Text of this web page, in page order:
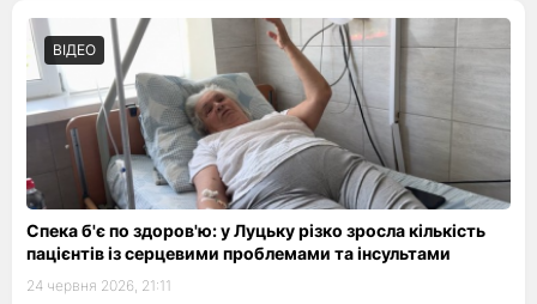
ВІДЕО
Спека б'є по здоров'ю: у Луцьку різко зросла кількість
пацієнтів із серцевими проблемами та інсультами
24 червня 2026, 21:11